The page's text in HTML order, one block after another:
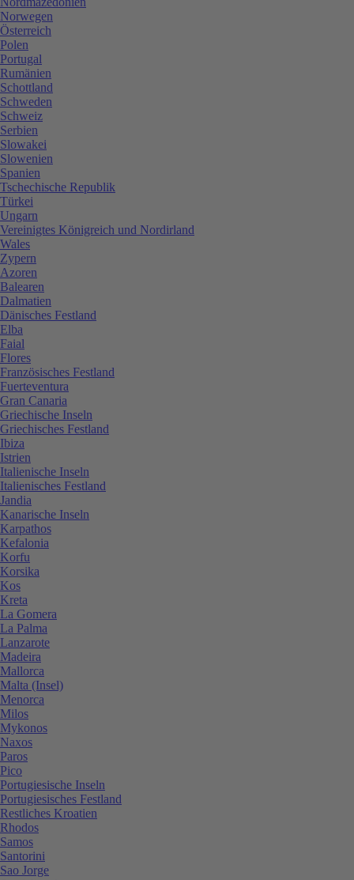
Norwegen
Österreich
Polen
Portugal
Rumänien
Schottland
Schweden
Schweiz
Serbien
Slowakei
Slowenien
Spanien
Tschechische Republik
Türkei
Ungarn
Vereinigtes Königreich und Nordirland
Wales
Zypern
Azoren
Balearen
Dalmatien
Dänisches Festland
Elba
Faial
Flores
Französisches Festland
Fuerteventura
Gran Canaria
Griechische Inseln
Griechisches Festland
Ibiza
Istrien
Italienische Inseln
Italienisches Festland
Jandia
Kanarische Inseln
Karpathos
Kefalonia
Korfu
Korsika
Kos
Kreta
La Gomera
La Palma
Lanzarote
Madeira
Mallorca
Malta (Insel)
Menorca
Milos
Mykonos
Naxos
Paros
Pico
Portugiesische Inseln
Portugiesisches Festland
Restliches Kroatien
Rhodos
Samos
Santorini
Sao Jorge